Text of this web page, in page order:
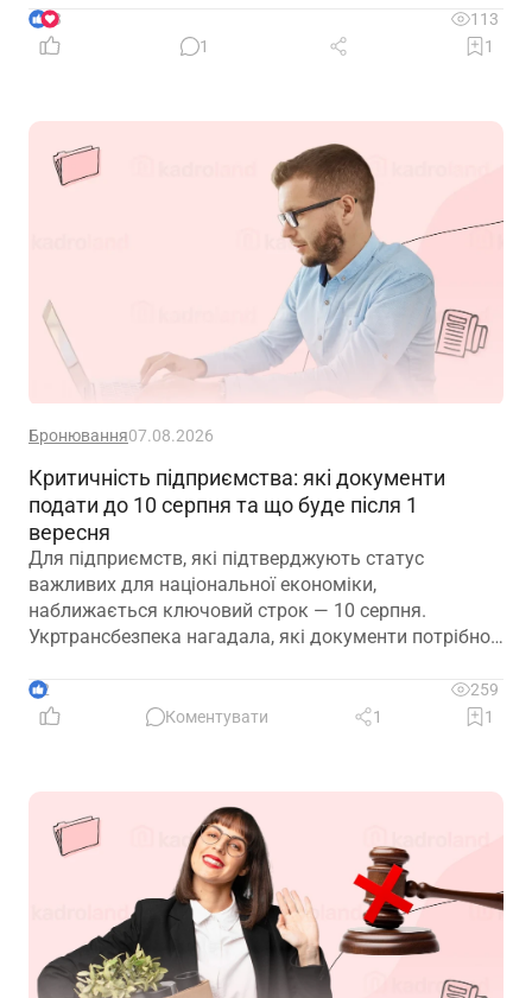
окремій галузі – можуть миттєво позбавити її
доходу. Саме тому диверсифікація давно
застосовують до пенсійного забезпечення
3
113
1
1
Бронювання07.08.2026
Критичність підприємства: які документи
подати до 10 серпня та що буде після 1
вересня
Для підприємств, які підтверджують статус
важливих для національної економіки,
наближається ключовий строк — 10 серпня.
Укртрансбезпека нагадала, які документи потрібно
що очікує на компанії, які не встигнуть підтвердити
свій статус
2
259
Коментувати
1 1